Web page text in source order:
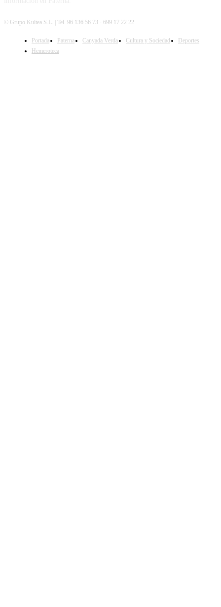
SÍGUENOS
© Grupo Kultea S.L. | Tel. 96 136 56 73 - 699 17 22 22
Portada Paterna Canyada Verda Cultura y Sociedad
Deportes
Hemeroteca